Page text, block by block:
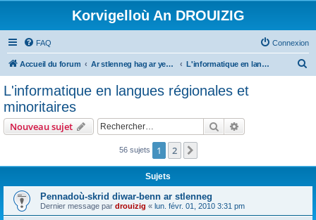
Korvigelloù An DROUIZIG
FAQ Connexion
Accueil du forum Ar stlenneg hag ar yezhoù bihan er bed a-bezh L'informatique en langues régionales et minoritaires
c
r
L'informatique en langues régionales et
minoritaires
Nouveau sujet Rechercher
56 sujets 1 2
Sujets
Pennadoù-skrid diwar-benn ar stlenneg
Dernier message par drouizig « lun. févr. 01, 2010 3:31 pm